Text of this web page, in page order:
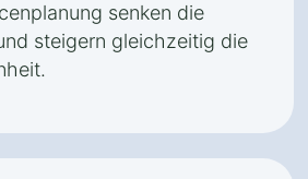
senken die
steigern gleichzeitig die